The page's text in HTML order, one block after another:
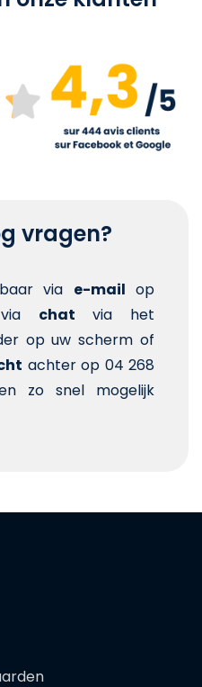
vragen?
via e-mail op
via chat via het
op uw scherm of
achter op 04 268
zo snel mogelijk